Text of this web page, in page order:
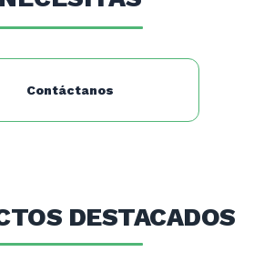
Contáctanos
DESTACADOS